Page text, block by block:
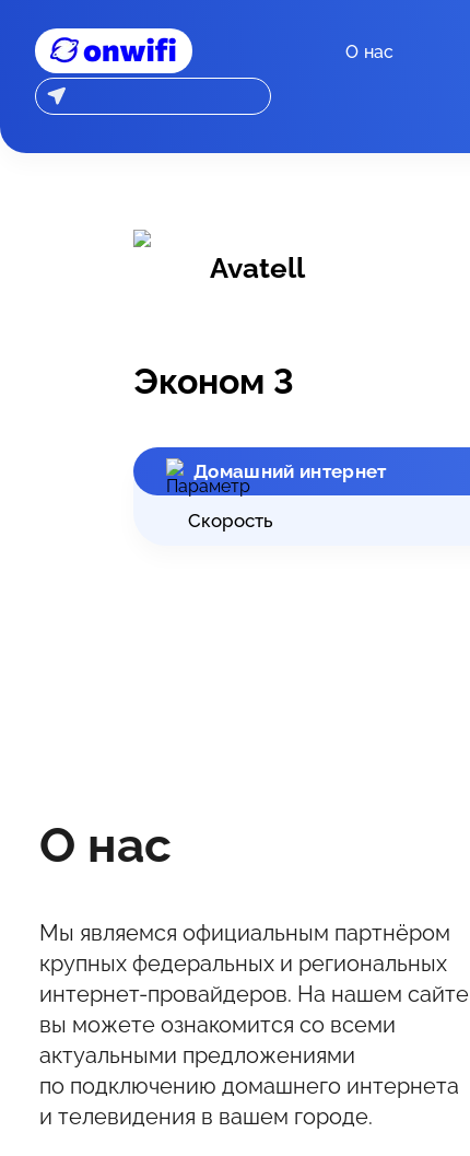
О нас
Avatell
Эконом 3
Домашний интернет
Скорость
О нас
Мы являемся официальным партнёром
крупных федеральных и региональных
интернет-провайдеров. На нашем сайте
вы можете ознакомится со всеми
актуальными предложениями
по подключению домашнего интернета
и телевидения в вашем городе.